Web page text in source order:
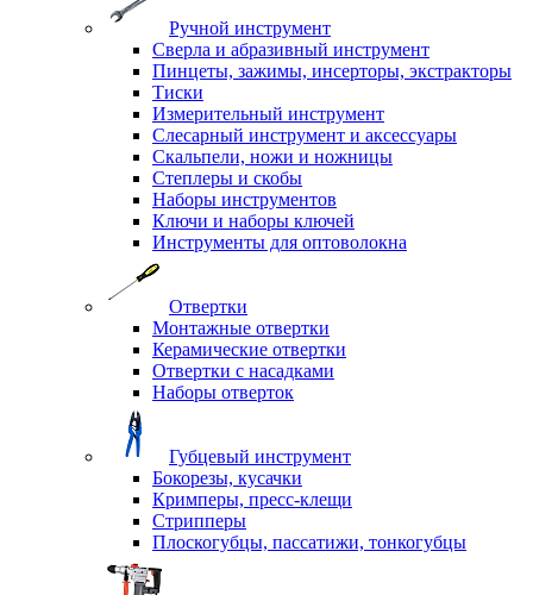
Ручной инструмент
Сверла и абразивный инструмент
Пинцеты, зажимы, инсерторы, экстракторы
Тиски
Измерительный инструмент
Слесарный инструмент и аксессуары
Скальпели, ножи и ножницы
Степлеры и скобы
Наборы инструментов
Ключи и наборы ключей
Инструменты для оптоволокна
Отвертки
Монтажные отвертки
Керамические отвертки
Отвертки с насадками
Наборы отверток
Губцевый инструмент
Бокорезы, кусачки
Кримперы, пресс-клещи
Стрипперы
Плоскогубцы, пассатижи, тонкогубцы